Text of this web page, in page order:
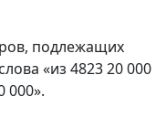
подлежащих
«из 4823 20 000
000».